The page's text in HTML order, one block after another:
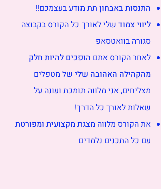
התנסות באבחון תת מודע בעצמכם!!
ליווי צמוד שלי לאורך כל הקורס בקבוצה
סגורה בוואטסאפ
לאחר הקורס אתם הופכים להיות חלק
מהקהילה האהובה שלי של מטפלים
מצליחים, אני מלווה תומכת ועונה על
שאלות לאורך כל הדרך!
את הקורס מלווה מצגת מקצועית ומפורטת
עם כל התכנים נלמדים